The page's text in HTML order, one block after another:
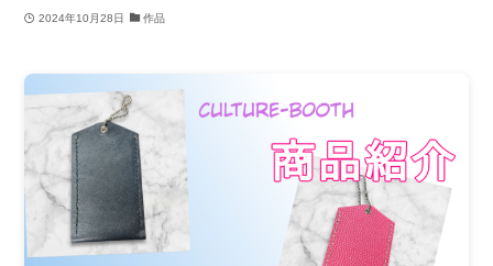
2024年10月28日 作品